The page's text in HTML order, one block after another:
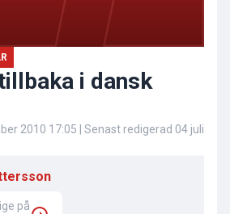
i dansk
2010 17:05 | Senast redigerad 04 juli
på